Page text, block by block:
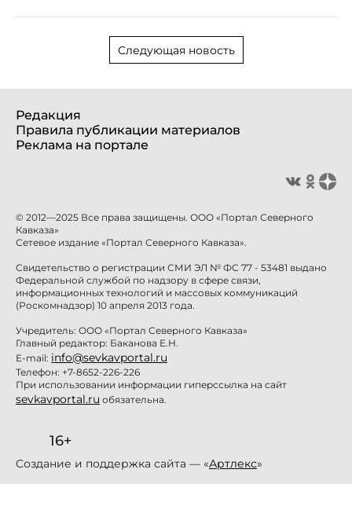
Следующая новость
Редакция
Правила публикации материалов
Реклама на портале
© 2012—2025 Все права защищены. ООО «Портал Северного
Кавказа»
Сетевое издание «Портал Северного Кавказа».
Свидетельство о регистрации СМИ ЭЛ № ФС 77 - 53481 выдано
Федеральной службой по надзору в сфере связи,
информационных технологий и массовых коммуникаций
(Роскомнадзор) 10 апреля 2013 года.
Учредитель: ООО «Портал Северного Кавказа»
Главный редактор: Баканова Е.Н.
E-mail: info@sevkavportal.ru
Телефон: +7-8652-226-226
При использовании информации гиперссылка на сайт
sevkavportal.ru обязательна.
16+
Создание и поддержка сайта — «Артлекс»